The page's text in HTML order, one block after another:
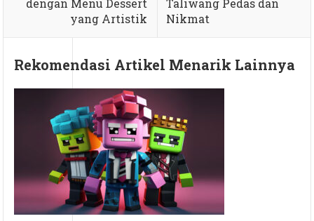
dengan Menu Dessert
yang Artistik
Taliwang Pedas dan
Nikmat
Rekomendasi Artikel Menarik Lainnya